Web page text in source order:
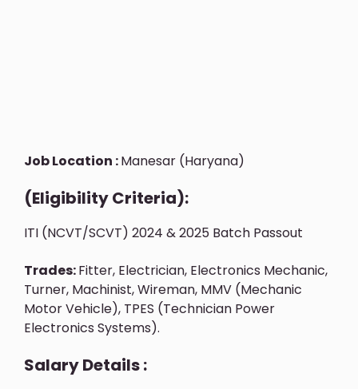
Job Location :Manesar (Haryana)
(Eligibility Criteria):
ITI (NCVT/SCVT) 2024 & 2025 Batch Passout
Trades:Fitter, Electrician, Electronics Mechanic,
Turner, Machinist, Wireman, MMV (Mechanic
Motor Vehicle), TPES (Technician Power
Electronics Systems).
Salary Details :